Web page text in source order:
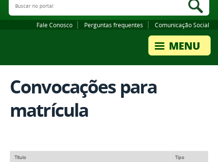
Fale Conosco Perguntas frequentes Comunicação Social
Convocações para
matrícula
Título Tipo